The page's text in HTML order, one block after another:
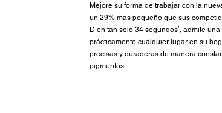
Mejore su forma de trabajar con la
un 29% más pequeño que sus
D en tan solo 34 segundos1 , admite
prácticamente cualquier lugar en su
precisas y duraderas de manera
pigmentos.